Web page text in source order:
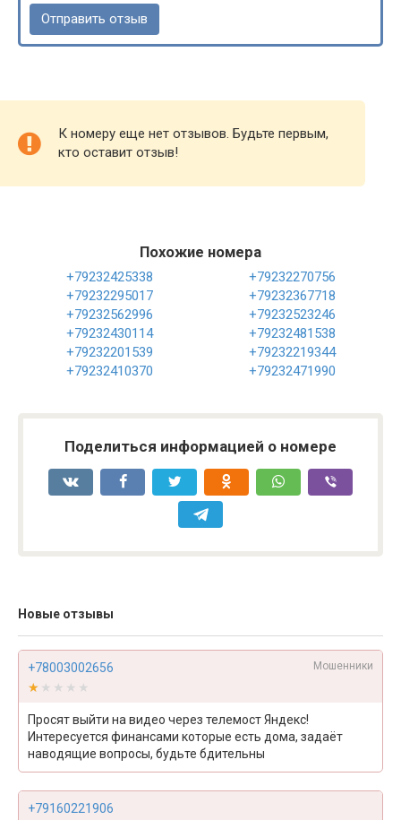
К номеру еще нет отзывов. Будьте первым,
кто оставит отзыв!
Похожие номера
+79232425338
+79232270756
+79232295017
+79232367718
+79232562996
+79232523246
+79232430114
+79232481538
+79232201539
+79232219344
+79232410370
+79232471990
Поделиться информацией о номере
Новые отзывы
+78003002656 Мошенники
★★★★★
★★★★★
Просят выйти на видео через телемост Яндекс!
Интересуется финансами которые есть дома, задаёт
наводящие вопросы, будьте бдительны
+79160221906